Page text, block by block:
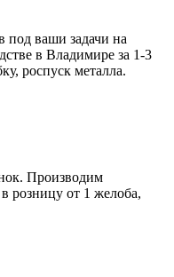
под ваши задачи на
в Владимире за 1-3
роспуск металла.
Производим
розницу от 1 желоба,